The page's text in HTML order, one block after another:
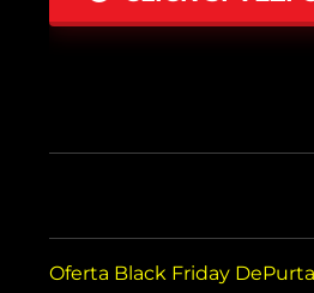
Oferta Black Friday